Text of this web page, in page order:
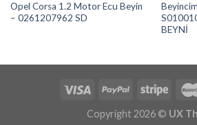
Opel Corsa 1.2 Motor Ecu Beyin
– 0261207962 SD
BEYNİ
Copyright 2026 © UX